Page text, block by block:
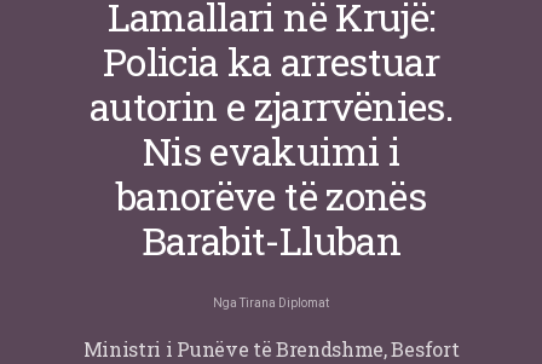
Lamallari në Krujë:
Policia ka arrestuar
autorin e zjarrvënies.
Nis evakuimi i
banorëve të zonës
Barabit-Lluban
Nga Tirana Diplomat
Ministri i Punëve të Brendshme, Besfort